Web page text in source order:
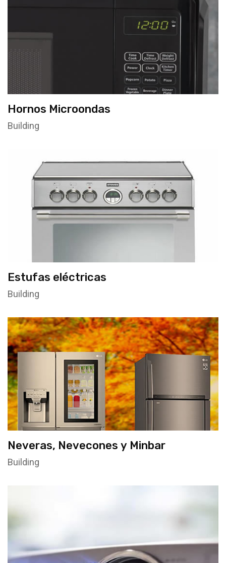
Hornos Microondas
Building
Estufas eléctricas
Building
Neveras, Nevecones y Minbar
Building